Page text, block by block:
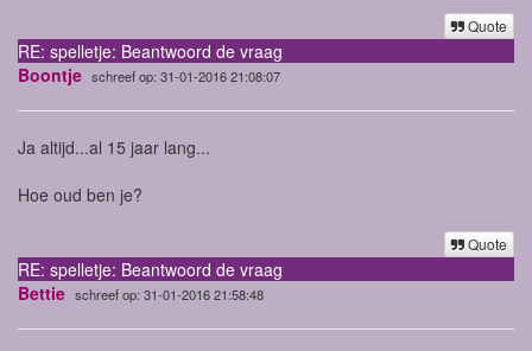
Quote
RE: spelletje: Beantwoord de vraag
Boontje schreef op: 31-01-2016 21:08:07
Ja altijd...al 15 jaar lang...
Hoe oud ben je?
Quote
RE: spelletje: Beantwoord de vraag
Bettie schreef op: 31-01-2016 21:58:48